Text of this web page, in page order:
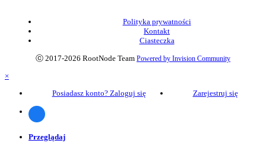
Polityka prywatności
Kontakt
Ciasteczka
ⓒ 2017-2026 RootNode Team Powered by Invision Community
×
Posiadasz konto? Zaloguj się
Zarejestruj się
Przeglądaj